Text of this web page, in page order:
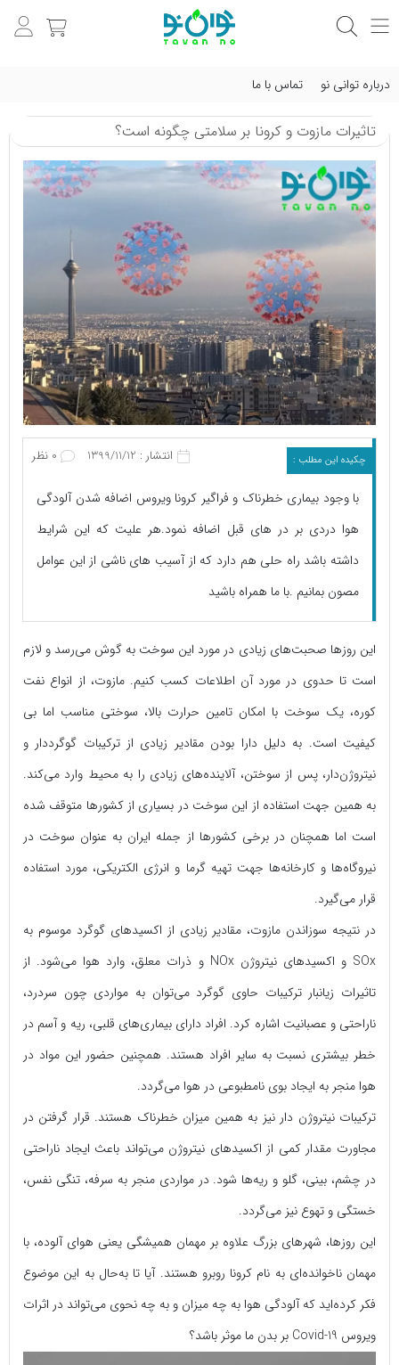
درباره توانی نو تماس با ما
تاثیرات مازوت و کرونا بر سلامتی چگونه است؟
چکیده این مطلب : انتشار : 1399/11/12
با وجود بیماری خطرناک و فراگیر کرونا ویروس اضافه شدن آلودگی
هوا دردی بر در های قبل اضافه نمود.هر علیت که این شرایط
داشته باشد راه حلی هم دارد که از آسیب های ناشی از این عوامل
مصون بمانیم .با ما همراه باشید
این روزها صحبت‌های زیادی در مورد این سوخت به گوش می‌رسد و لازم
است تا حدوی در مورد آن اطلاعات کسب کنیم. مازوت، از انواع نفت
کوره، یک سوخت با امکان تامین حرارت بالا، سوختی مناسب اما بی
کیفیت است. به دلیل دارا بودن مقادیر زیادی از ترکیبات گوگرددار و
نیتروژن‌دار، پس از سوختن، آلاینده‌های زیادی را به محیط وارد می‌کند.
به همین جهت استفاده از این سوخت در بسیاری از کشور‌ها متوقف شده
است اما همچنان در برخی کشورها از جمله ایران به عنوان سوخت در
نیروگاه‌ها و کارخانه‌ها جهت تهیه گرما و انرژی الکتریکی، مورد استفاده
قرار می‌گیرد.
در نتیجه سوزاندن مازوت، مقادیر زیادی از اکسیدهای گوگرد موسوم به
SOx و اکسیدهای نیتروژن NOx و ذرات معلق، وارد هوا می‌شود. از
تاثیرات زیانبار ترکیبات حاوی گوگرد می‌توان به مواردی چون سردرد،
ناراحتی و عصبانیت اشاره کرد. افراد دارای بیماری‌های قلبی، ریه و آسم در
خطر بیشتری نسبت به سایر افراد هستند. همچنین حضور این مواد در
هوا منجر به ایجاد بوی نامطبوعی در هوا می‌گردد.
ترکیبات نیتروژن دار نیز به همین میزان خطرناک هستند. قرار گرفتن در
مجاورت مقدار کمی از اکسیدهای نیتروژن می‌تواند باعث ایجاد ناراحتی
در چشم، بینی، گلو و ریه‌ها شود. در مواردی منجر به سرفه، تنگی نفس،
خستگی و تهوع نیز می‌گردد.
این روزها، شهرهای بزرگ علاوه بر مهمان همیشگی یعنی هوای آلوده، با
مهمان ناخوانده‌ای به نام کرونا روبرو هستند. آیا تا به‌حال به این موضوع
فکر کرده‌اید که آلودگی هوا به چه میزان و به چه نحوی می‌تواند در اثرات
ویروس Covid-19 بر بدن ما موثر باشد؟